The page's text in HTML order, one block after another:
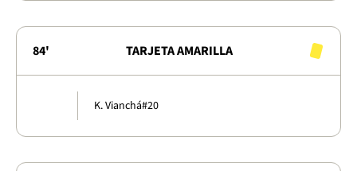
84' TARJETA AMARILLA
K. Vianchá#20